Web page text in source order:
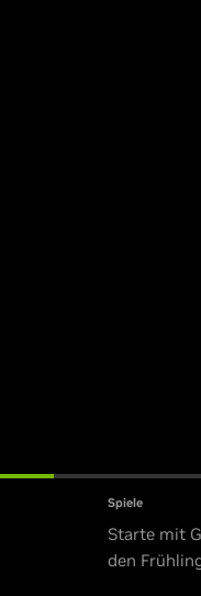
Spiele
Starte mit
den